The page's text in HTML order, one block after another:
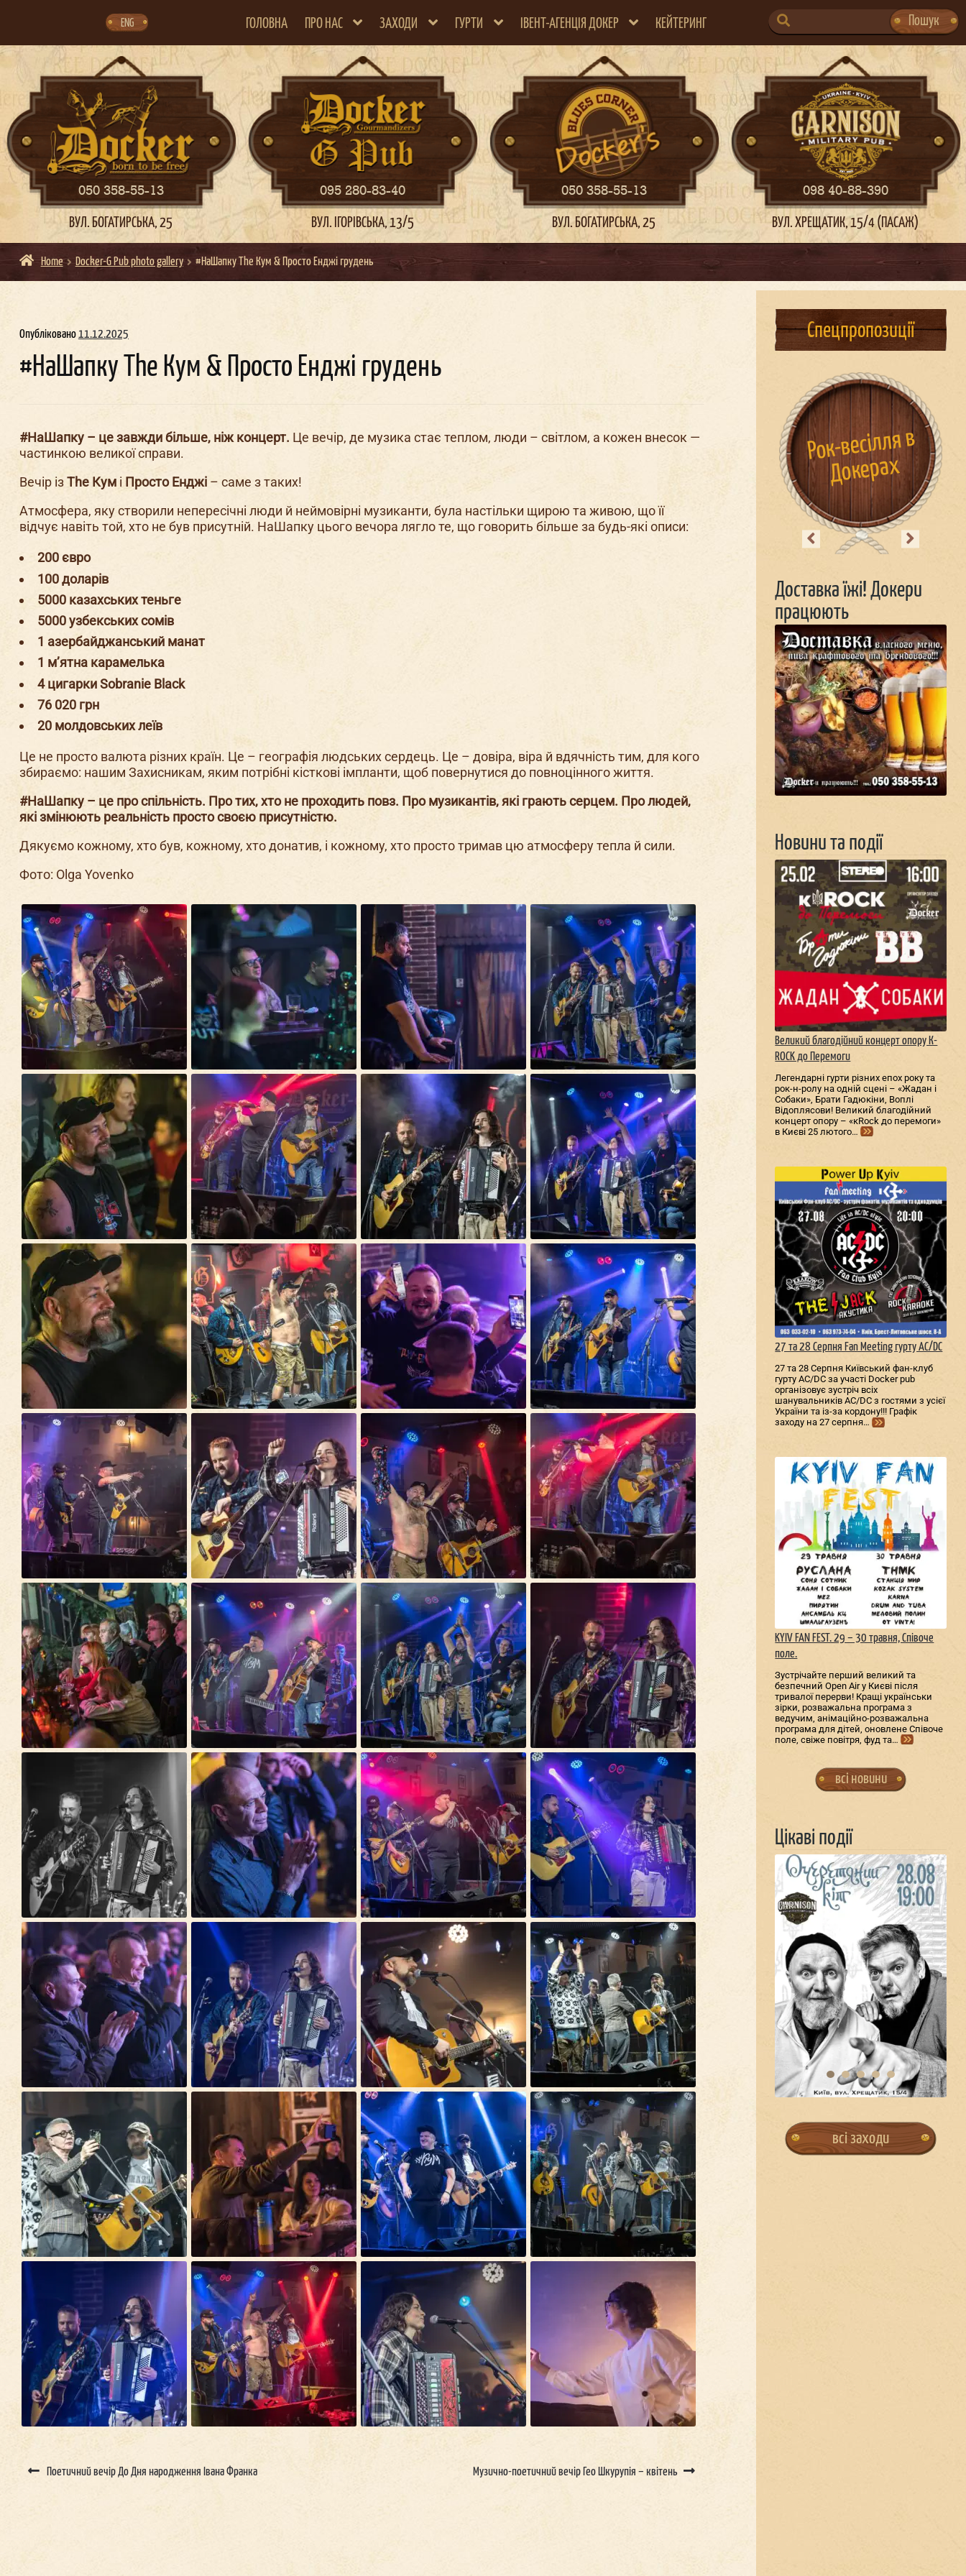
ENG ГОЛОВНА ПРО НАС ЗАХОДИ ГУРТИ ІВЕНТ-АГЕНЦІЯ ДОКЕР КЕЙТЕРИНГ
SEARCH
FOR:
Пошук
050 358-55-13
ВУЛ. БОГАТИРСЬКА, 25
095 280-83-40
ВУЛ. ІГОРІВСЬКА, 13/5
050 358-55-13
ВУЛ. БОГАТИРСЬКА, 25
098 40-88-390
ВУЛ. ХРЕЩАТИК, 15/4 (ПАСАЖ)
Home Docker-G Pub photo gallery #НаШапку The Кум & Просто Енджі грудень
Опубліковано11.12.2025
#НаШапку The Кум & Просто Енджі грудень
#НаШапку – це завжди більше, ніж концерт. Це вечір, де музика стає теплом, люди – світлом, а кожен внесок —
частинкою великої справи.
Вечір ізThe Кумі Просто Енджі– саме з таких!
Атмосфера, яку створили непересічні люди й неймовірні музиканти, була настільки щирою та живою, що її
відчує навіть той, хто не був присутній. НаШапку цього вечора лягло те, що говорить більше за будь-які описи:
200 євро
100 доларів
5000 казахських теньге
5000 узбекських сомів
1 азербайджанський манат
1 м’ятна карамелька
4 цигарки Sobranie Black
76 020 грн
20 молдовських леїв
Це не просто валюта різних країн. Це – географія людських сердець. Це – довіра, віра й вдячність тим, для кого
збираємо: нашим Захисникам, яким потрібні кісткові імпланти, щоб повернутися до повноцінного життя.
#НаШапку – це про спільність. Про тих, хто не проходить повз. Про музикантів, які грають серцем. Про людей,
які змінюють реальність просто своєю присутністю.
Дякуємо кожному, хто був, кожному, хто донатив, і кожному, хто просто тримав цю атмосферу тепла й сили.
Фото: Olga Yovenko
navigation
Поетичний вечір До Дня народження Івана Франка Музично-поетичний вечір Гео Шкурупія – квітень
Спецпропозиції
Previous
Мальчи
шник в Корпоратив в День
наро
д Рок-весілля в Благо
дійні
концерти
Next
Доставка їжі! Докери
працюють
Новини та події
Великий благодійний концерт опору К-
ROCK до Перемоги
Легендарні гурти різних епох року та
рок-н-ролу на одній сцені – «Жадан і
Собаки», Брати Гадюкіни, Воплі
Відоплясови! Великий благодійний
концерт опору – «кRock до перемоги»
в Києві 25 лютого…
27 та 28 Серпня Fan Meeting гурту AC/DС
27 та 28 Серпня Київський фан-клуб
гурту AC/DС за участі Docker pub
організовує зустріч всіх
шанувальників AC/DС з гостями з усієї
України та із-за кордону!!! Графік
заходу на 27 серпня…
KYIV FAN FEST. 29 – 30 травня, Співоче
поле.
Зустрічайте перший великий та
безпечний Open Air у Києві після
тривалої перерви! Кращі українськи
зірки, розважальна програма з
ведучим, анімаційно-розважальна
програма для дітей, оновлене Співоче
поле, свіже повітря, фуд та…
всі новини
Цікаві події
всі заходи